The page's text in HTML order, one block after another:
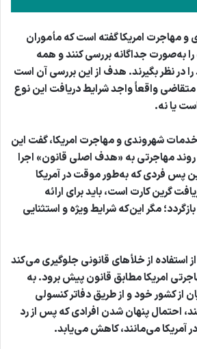
مهاجرت امریکا گفته است که مأموران
را به‌صورت جداگانه بررسی کنند و همه
در نظر بگیرند. هدف از این بررسی آن است
واقعاً واجد شرایط دریافت این نوع
یا نه.
شهروندی و مهاجرت امریکا، گفت این
روند مهاجرتی به «هدف اصلی قانون» اجرا
پس فردی که به‌طور موقت در آمریکا
گرین کارت است، باید برای ارائه
مگر این‌که شرایط ویژه و استثنایی
استفاده از خلأهای قانونی جلوگیری می‌کند
امریکا مطابق قانون پیش برود. به
از کشور خود و از طریق دفاتر کنسولی
احتمال پنهان شدن افرادی که پس از رد
می‌مانند، کاهش می‌یابد.